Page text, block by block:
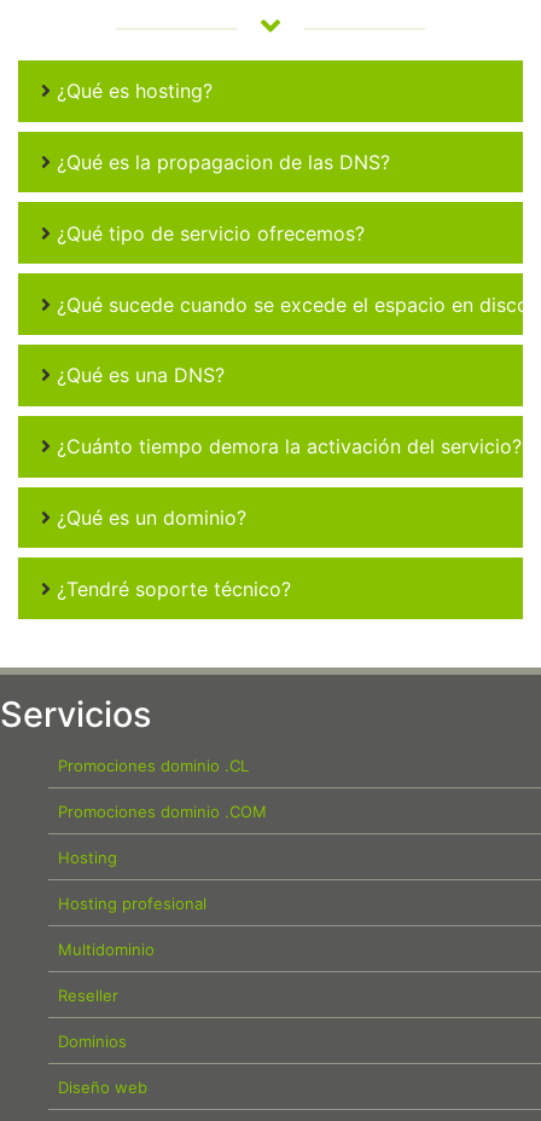
¿Qué es hosting?
¿Qué es la propagacion de las DNS?
¿Qué tipo de servicio ofrecemos?
¿Qué sucede cuando se excede el espacio en disco
¿Qué es una DNS?
¿Cuánto tiempo demora la activación del servicio?
¿Qué es un dominio?
¿Tendré soporte técnico?
Servicios
Promociones dominio .CL
Promociones dominio .COM
Hosting
Hosting profesional
Multidominio
Reseller
Dominios
Diseño web